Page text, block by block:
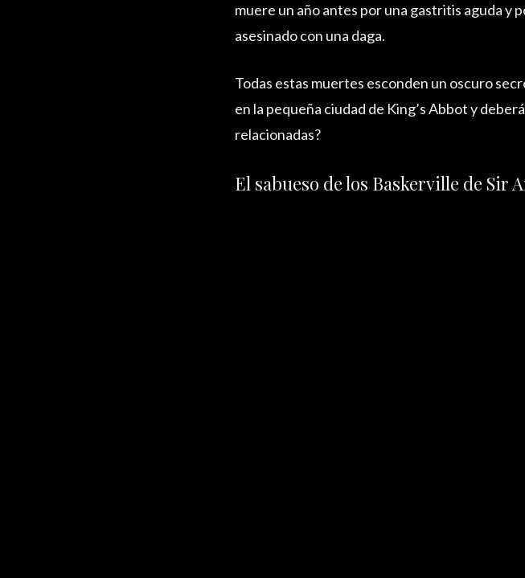
muere un año antes por una gastritis aguda
asesinado con una daga.
Todas estas muertes esconden un oscuro
en la pequeña ciudad de King’s Abbot y
relacionadas?
El sabueso de los Baskerville de Sir